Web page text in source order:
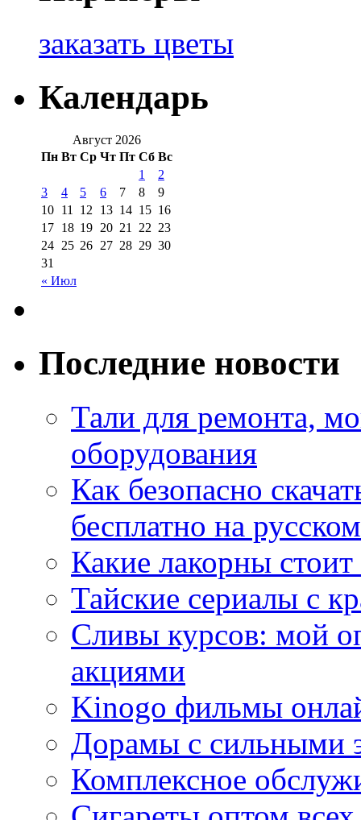
заказать цветы
Календарь
Август 2026
Пн Вт Ср Чт Пт Сб Вс
« Июл
1
2
3
4 5 6 7 8
9
10 11 12 13 14 15 16
17 18 19 20 21 22 23
24 25 26 27 28 29 30
31
Последние новости
Тали для ремонта,
оборудования
Как безопасно
бесплатно на
Какие лакорны
Тайские сериалы с
Сливы курсов: мой
акциями
Kinogo фильмы
Дорамы с сильными
Комплексное